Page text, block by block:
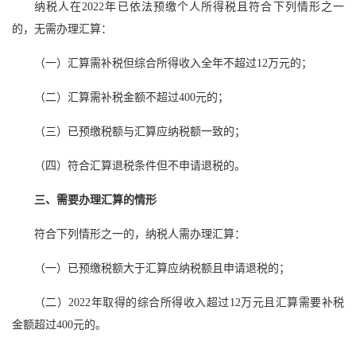
纳税人在2022年已依法预缴个人所得税且符合下列情形之一
的，无需办理汇算：
（一）汇算需补税但综合所得收入全年不超过12万元的；
（二）汇算需补税金额不超过400元的；
（三）已预缴税额与汇算应纳税额一致的；
（四）符合汇算退税条件但不申请退税的。
三、需要办理汇算的情形
符合下列情形之一的，纳税人需办理汇算：
（一）已预缴税额大于汇算应纳税额且申请退税的；
（二）2022年取得的综合所得收入超过12万元且汇算需要补税
金额超过400元的。